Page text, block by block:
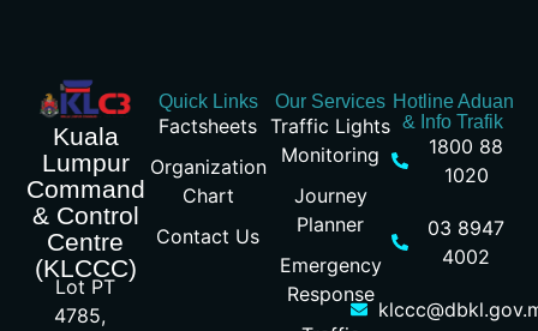
Kuala
Lumpur
Command
& Control
Centre
(KLCCC)
Lot PT
4785,
Quick Links
Factsheets
Organization
Chart
Contact Us
Our Services
Traffic Lights
Monitoring
Journey
Planner
Emergency
Response
Hotline Aduan
& Info Trafik
1800 88
1020
03 8947
4002